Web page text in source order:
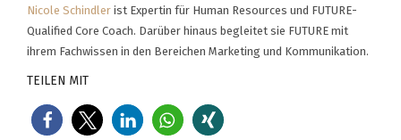
Nicole Schindler ist Expertin für Human Resources und FUTURE-
Qualified Core Coach. Darüber hinaus begleitet sie FUTURE mit
ihrem Fachwissen in den Bereichen Marketing und Kommunikation.
TEILEN MIT